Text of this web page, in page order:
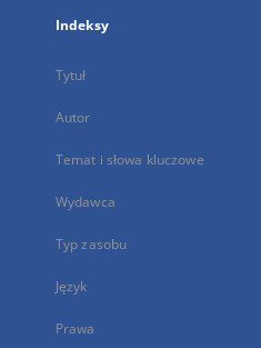
Indeksy
Tytuł
Autor
Temat i słowa kluczowe
Wydawca
Typ zasobu
Język
Prawa